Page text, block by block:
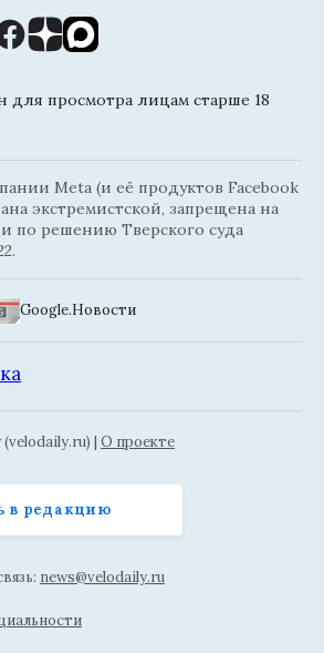
для просмотра лицам старше 18
Meta (и её продуктов Facebook
экстремистской, запрещена на
по решению Тверского суда
Google.Новости
| О проекте
в редакцию
news@velodaily.ru